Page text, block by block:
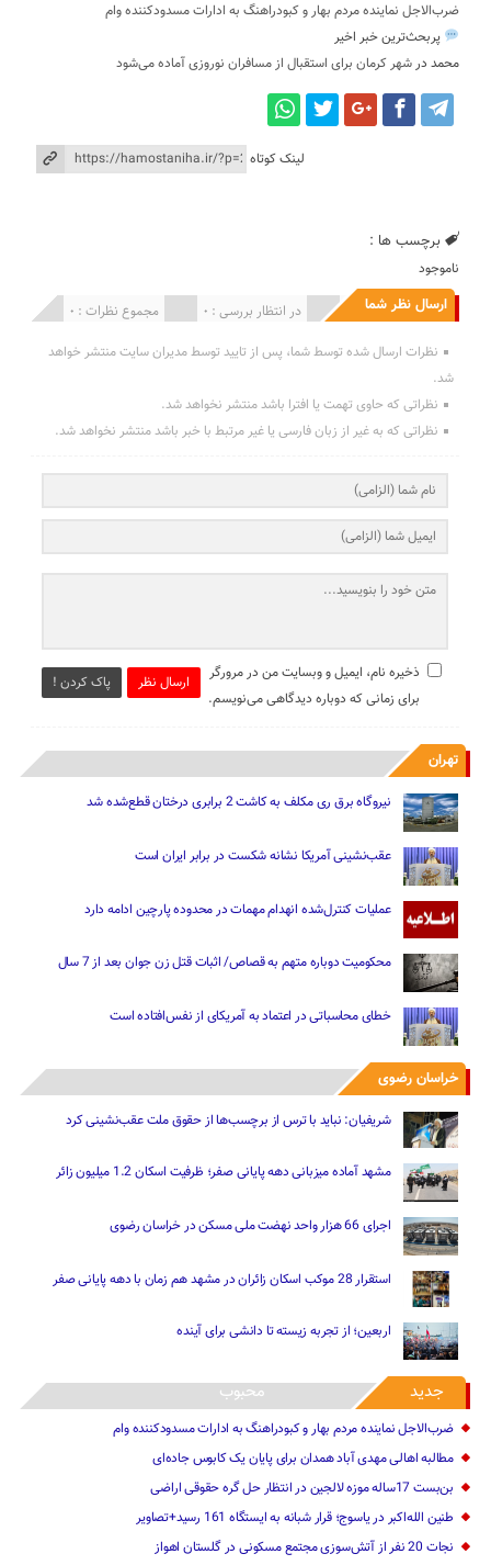
ضرب‌الاجل نماینده مردم بهار و کبودراهنگ به ادارات مسدودکننده وام
پربحث‌ترین خبر اخیر
محمد درشهر کرمان برای استقبال از مسافران نوروزی آماده می‌شود
لینک کوتاه
برچسب ها :
ناموجود
ارسال نظر شما مجموع نظرات : 0 در انتظار بررسی : 0 انتشار یافته : 0
نظرات ارسال شده توسط شما، پس از تایید توسط مدیران سایت منتشر خواهد
شد.
نظراتی که حاوی تهمت یا افترا باشد منتشر نخواهد شد.
نظراتی که به غیر از زبان فارسی یا غیر مرتبط با خبر باشد منتشر نخواهد شد.
ارسال نظر پاک کردن !
ذخیره نام، ایمیل و وبسایت من در مرورگر
برای زمانی که دوباره دیدگاهی می‌نویسم.
تهران
نیروگاه برق ری مکلف به کاشت 2 برابری درختان قطع‌شده شد
عقب‌نشینی آمریکا نشانه شکست در برابر ایران است
عملیات کنترل‌شده انهدام مهمات در محدوده پارچین ادامه دارد
محکومیت دوباره متهم به قصاص/ اثبات قتل زن جوان بعد از 7 سال
خطای محاسباتی در اعتماد به آمریکای از نفس‌افتاده است
خراسان رضوی
شریفیان: نباید با ترس از برچسب‌ها از حقوق ملت عقب‌نشینی کرد
مشهد آماده میزبانی دهه پایانی صفر؛ ظرفیت اسکان 1.2 میلیون زائر
اجرای 66 هزار واحد نهضت ملی مسکن در خراسان رضوی
استقرار 28 موکب اسکان زائران در مشهد هم زمان با دهه پایانی صفر
اربعین؛ از تجربه زیسته تا دانشی برای آینده
جدید محبوب
ضرب‌الاجل نماینده مردم بهار و کبودراهنگ به ادارات مسدودکننده وام
مطالبه اهالی مهدی آباد همدان برای پایان یک کابوس جاده‌ای
بن‌بست 17ساله موزه لالجین در انتظار حل گره حقوقی اراضی
طنین الله‌اکبر در یاسوج؛ قرار شبانه به ایستگاه 161 رسید+تصاویر
نجات 20 نفر از آتش‌سوزی مجتمع مسکونی در گلستان اهواز